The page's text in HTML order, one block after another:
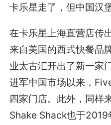
卡乐星走了，但中国汉
在卡乐星上海直营店传
来自美国的西式快餐品
业太古汇开出了新一家
进军中国市场以来，
四家门店。此外，同样
Shake Shack也于